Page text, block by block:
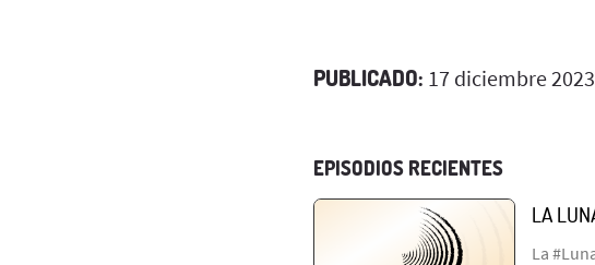
PUBLICADO: 17 diciembre 2023
EPISODIOS RECIENTES
LA
La